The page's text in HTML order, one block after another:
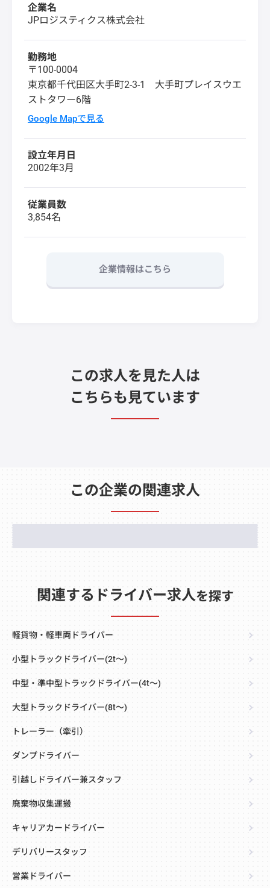
企業名
JPロジスティクス株式会社
勤務地
〒100-0004
東京都千代田区大手町2-3-1 大手町プレイスウエ
ストタワー6階
Google Mapで見る
設立年月日
2002年3月
従業員数
3,854名
企業情報はこちら
この求人を見た人は
こちらも見ています
この企業の関連求人
関連するドライバー求人を探す
軽貨物・軽車両ドライバー
小型トラックドライバー(2t～)
中型・準中型トラックドライバー(4t～)
大型トラックドライバー(8t～)
トレーラー（牽引）
ダンプドライバー
引越しドライバー兼スタッフ
廃棄物収集運搬
キャリアカードライバー
デリバリースタッフ
営業ドライバー